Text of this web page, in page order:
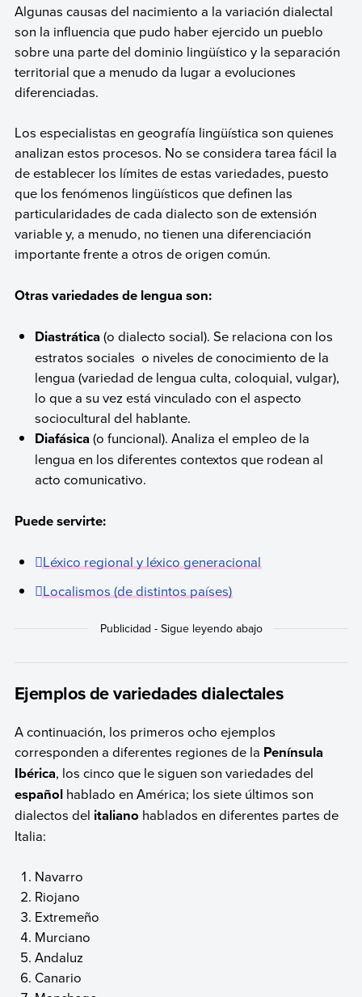
Algunas causas del nacimiento a la variación dialectal
son la influencia que pudo haber ejercido un pueblo
sobre una parte del dominio lingüístico y la separación
territorial que a menudo da lugar a evoluciones
diferenciadas.
Los especialistas en geografía lingüística son quienes
analizan estos procesos. No se considera tarea fácil la
de establecer los límites de estas variedades, puesto
que los fenómenos lingüísticos que definen las
particularidades de cada dialecto son de extensión
variable y, a menudo, no tienen una diferenciación
importante frente a otros de origen común.
Otras variedades de lengua son:
Diastrática (o dialecto social). Se relaciona con los
estratos sociales o niveles de conocimiento de la
lengua (variedad de lengua culta, coloquial, vulgar),
lo que a su vez está vinculado con el aspecto
sociocultural del hablante.
Diafásica (o funcional). Analiza el empleo de la
lengua en los diferentes contextos que rodean al
acto comunicativo.
Puede servirte:
Léxico regional y léxico generacional
Localismos (de distintos países)
Ejemplos de variedades dialectales
A continuación, los primeros ocho ejemplos
corresponden a diferentes regiones de la Península
Ibérica, los cinco que le siguen son variedades del
españolhablado en América; los siete últimos son
dialectos del italiano hablados en diferentes partes de
Italia:
Navarro
Riojano
Extremeño
Murciano
Andaluz
Canario